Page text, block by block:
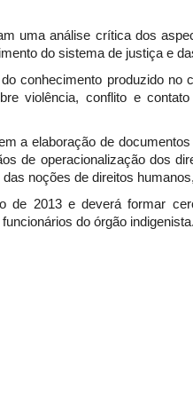
uma análise crítica dos
do sistema de justiça e
conhecimento produzido no
violência, conflito e
a elaboração de
de operacionalização dos
noções de direitos
de 2013 e deverá formar
do órgão indigenista.